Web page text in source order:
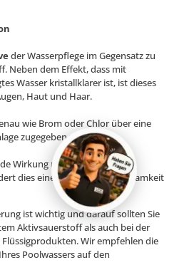
der Wasserpflege im Gegensatz zu
Neben dem Effekt, dass mit
Wasser kristallklarer ist, ist dieses
Haut und Haar.
wie Brom oder Chlor über eine
zugegeben werden.
Wirkung mit Aktivsauerstoff
dies eine erhöhte Aufmerksamkeit
ist wichtig und darauf sollten Sie
Aktivsauerstoff als auch bei der
Wir empfehlen die
Poolwassers auf den